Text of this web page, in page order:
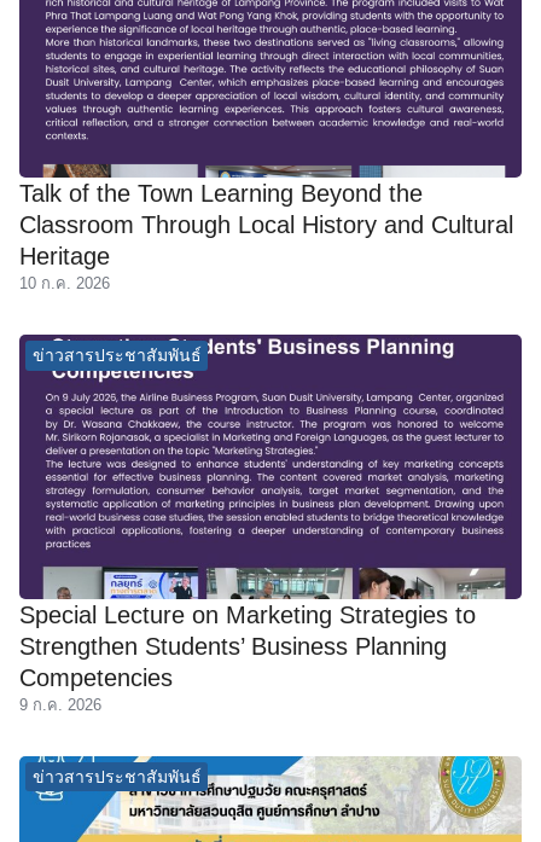
Talk of the Town Learning Beyond the
Classroom Through Local History and Cultural
Heritage
10 ก.ค. 2026
ข่าวสารประชาสัมพันธ์
Special Lecture on Marketing Strategies to
Strengthen Students’ Business Planning
Competencies
9 ก.ค. 2026
ข่าวสารประชาสัมพันธ์